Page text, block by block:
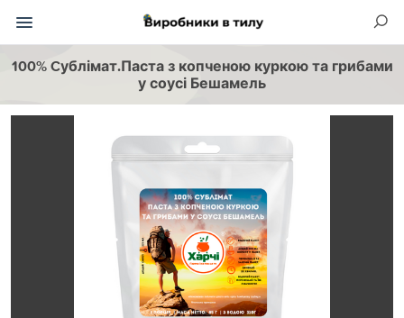
100% Cублімат.Паста з копченою куркою та грибами
у соусі Бешамель